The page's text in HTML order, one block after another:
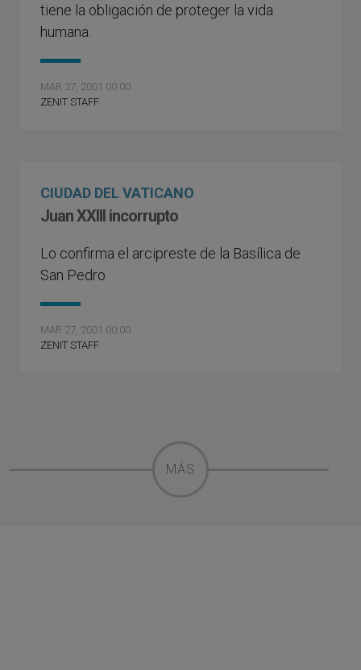
tiene la obligación de proteger la vida
humana.
MAR 27, 2001 00:00
ZENIT STAFF
CIUDAD DEL VATICANO
Juan XXIII incorrupto
Lo confirma el arcipreste de la Basílica de
San Pedro
MAR 27, 2001 00:00
ZENIT STAFF
MÁS